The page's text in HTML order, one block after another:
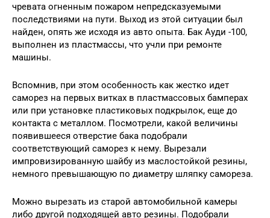
чревата огненным пожаром непредсказуемыми
последствиями на пути. Выход из этой ситуации был
найден, опять же исходя из авто опыта. Бак Ауди -100,
выполнен из пластмассы, что учли при ремонте
машины.
Вспомнив, при этом особенность как жестко идет
саморез на первых витках в пластмассовых бамперах
или при установке пластиковых подкрылок, еще до
контакта с металлом. Посмотрели, какой величины
появившееся отверстие бака подобрали
соответствующий саморез к нему. Вырезали
импровизированную шайбу из маслостойкой резины,
немного превышающую по диаметру шляпку самореза.
Можно вырезать из старой автомобильной камеры
либо другой подходящей авто резины. Подобрали